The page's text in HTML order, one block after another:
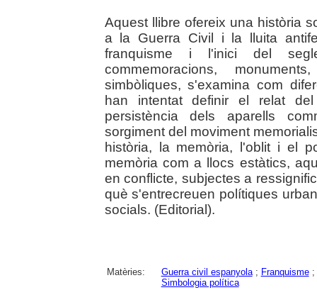
Aquest llibre ofereix una història
a la Guerra Civil i la lluita
franquisme i l'inici del
commemoracions,
simbòliques, s'examina com
han intentat definir el relat
persistència dels aparells
sorgiment del moviment
història, la memòria, l'oblit i el
memòria com a llocs estàtics,
en conflicte, subjectes a
què s'entrecreuen polítiques
socials. (Editorial).
Matèries: Guerra civil espanyola; Franquisme;
Simbologia política